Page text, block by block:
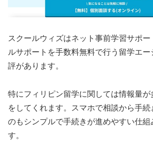
スクールウィズはネット事前学習サポー
ルサポートを手数料無料で行う留学エ
評があります。
特にフィリピン留学に関しては情報量が
をしてくれます。スマホで相談から手続
のもシンプルで手続きが進めやすい仕組
す。